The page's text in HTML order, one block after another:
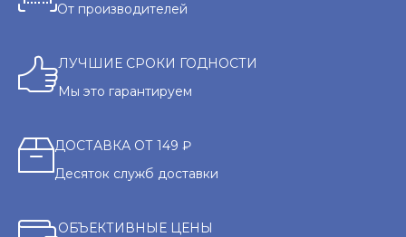
От производителей
ЛУЧШИЕ СРОКИ ГОДНОСТИ
Мы это гарантируем
ДОСТАВКА ОТ 149 ₽
Десяток служб доставки
ОБЪЕКТИВНЫЕ ЦЕНЫ